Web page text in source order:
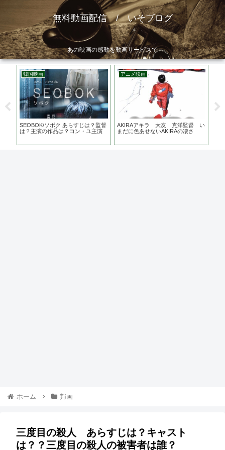
無料動画配信 / いそブログ
あの映画の感動を動画サービスで
韓国映画
SEOBOK/ソボク あらすじは？監督
は？主演の作品は？コン・ユ主演
アニメ映画
AKIRAアキラ 大友 克洋監督 い
まだに色あせないAKIRAの凄さ
ホーム 邦画
三度目の殺人 あらすじは？キャスト
は？？三度目の殺人の被害者は誰？